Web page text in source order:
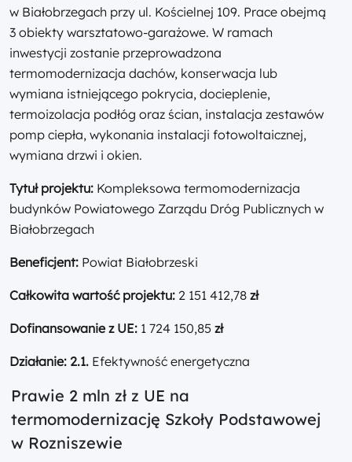
w Białobrzegach przy ul. Kościelnej 109. Prace obejmą
3 obiekty warsztatowo-garażowe. W ramach
inwestycji zostanie przeprowadzona
termomodernizacja dachów, konserwacja lub
wymiana istniejącego pokrycia, docieplenie,
termoizolacja podłóg oraz ścian, instalacja zestawów
pomp ciepła, wykonania instalacji fotowoltaicznej,
wymiana drzwi i okien.
Tytuł projektu: Kompleksowa termomodernizacja
budynków Powiatowego Zarządu Dróg Publicznych w
Białobrzegach
Beneficjent: Powiat Białobrzeski
Całkowita wartość projektu: 2 151 412,78 zł
Dofinansowanie z UE: 1 724 150,85 zł
Działanie: 2.1. Efektywność energetyczna
Prawie 2 mln zł z UE na
termomodernizację Szkoły Podstawowej
w Rozniszewie